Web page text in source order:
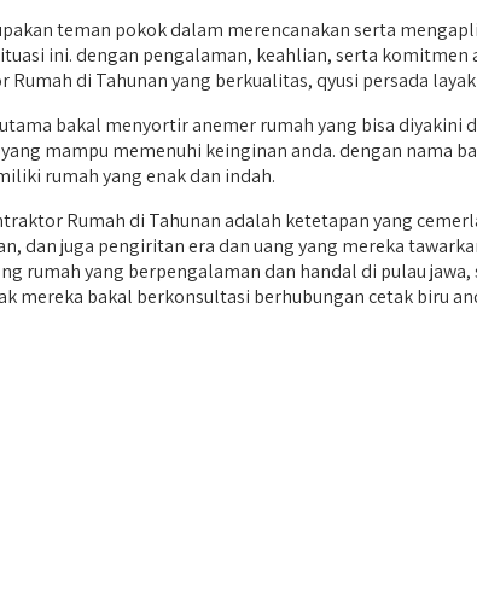
teman pokok dalam merencanakan serta
ini. dengan pengalaman, keahlian, serta
di Tahunan yang berkualitas, qyusi persada
bakal menyortir anemer rumah yang bisa
mampu memenuhi keinginan anda. dengan nama
rumah yang enak dan indah.
Rumah di Tahunan adalah ketetapan yang
dan juga pengiritan era dan uang yang mereka
rumah yang berpengalaman dan handal di pulau
mereka bakal berkonsultasi berhubungan cetak biru